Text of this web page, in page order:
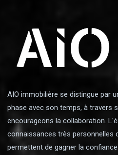
AIO immobilière se distingue par
phase avec son temps, à travers
encourageons la collaboration.
connaissances très personnelles
permettent de gagner la